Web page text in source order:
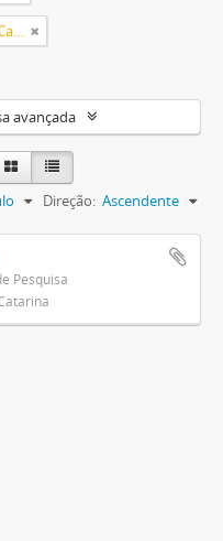
Arquivo Público do Estado de Santa Catarina
avançada
Direção: Ascendente
Pesquisa